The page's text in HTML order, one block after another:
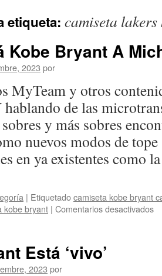
etiqueta: camiseta
Kobe Bryant A
2023 por
MyTeam y otros
hablando de las
y más sobres
nuevos modos de
en ya existentes
| Etiquetadocamiseta kobe bryant
kobe bryant | Comentarios desactivadosen
Está ‘vivo’
2023 por